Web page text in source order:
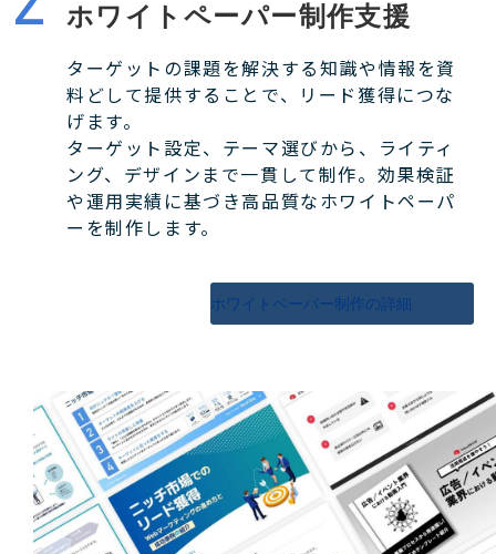
ホワイトペーパー制作支援
ターゲットの課題を解決する知識や情報を資
料どして提供することで、リード獲得につな
げます。
ターゲット設定、テーマ選びから、ライティ
ング、デザインまで一貫して制作。効果検証
や運用実績に基づき高品質なホワイトペーパ
ーを制作します。
ホワイトペーパー制作の詳細